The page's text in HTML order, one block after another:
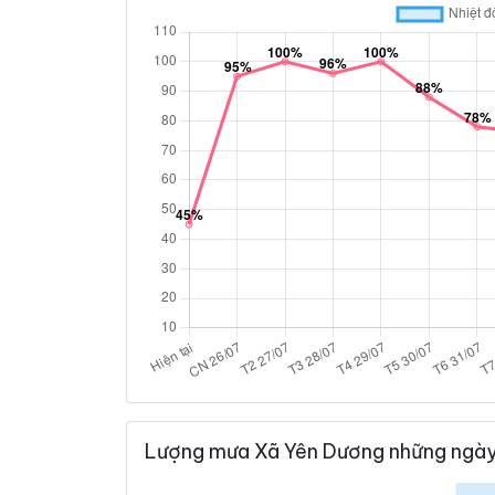
Lượng mưa Xã Yên Dương những